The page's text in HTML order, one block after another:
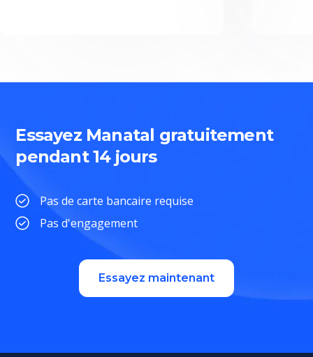
Essayez Manatal gratuitement
pendant 14 jours
Pas de carte bancaire requise
Pas d'engagement
Essayez maintenant